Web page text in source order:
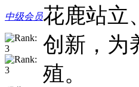
中级会员花鹿站立
创新，为
殖。